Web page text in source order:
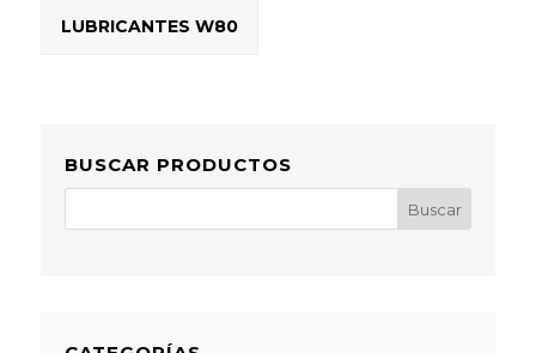
BUSCAR PRODUCTOS
LUBRICANTES W80